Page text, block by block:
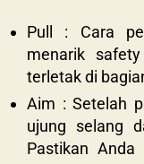
Pull : Cara
menarik
terletak di
Aim : Setelah
ujung selang
Pastikan